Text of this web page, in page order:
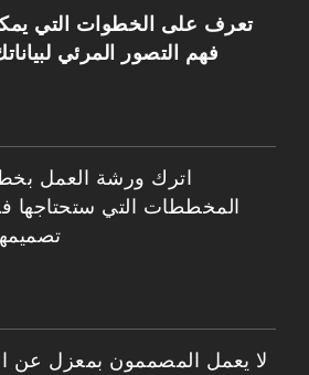
تعرف على الخطوات التي
فهم التصور المرئي
اترك ورشة العمل
المخططات التي ستحتاجها
لا يعمل المصممون بمعزل عن